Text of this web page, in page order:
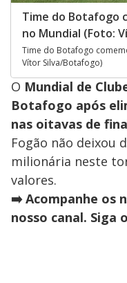
Time do Botafogo
no Mundial (Foto:
Time do Botafogo
Vítor Silva/Botafogo)
O Mundial de
Botafogo após
nas oitavas de
Fogão não deixou
milionária neste
valores.
➡️ Acompanhe os
nosso canal. Siga